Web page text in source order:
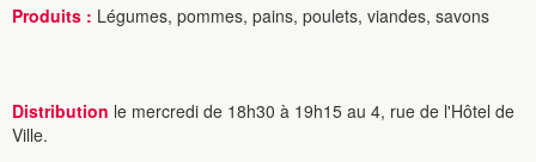
Produits : Légumes, pommes, pains, poulets, viandes, savons
Distribution le mercredi de 18h30 à 19h15 au 4, rue de l'Hôtel de
Ville.